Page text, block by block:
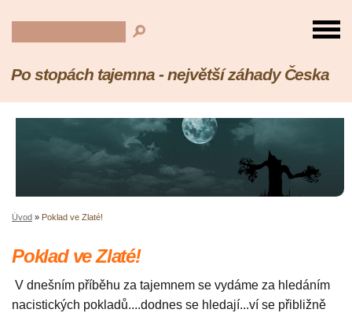
Po stopách tajemna - největší záhady Česka
Úvod » Poklad ve Zlaté!
Poklad ve Zlaté!
V dnešním příběhu za tajemnem se vydáme za hledáním
nacistických pokladů....dodnes se hledají...ví se přibližně